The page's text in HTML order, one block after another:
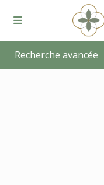
Recherche avancée